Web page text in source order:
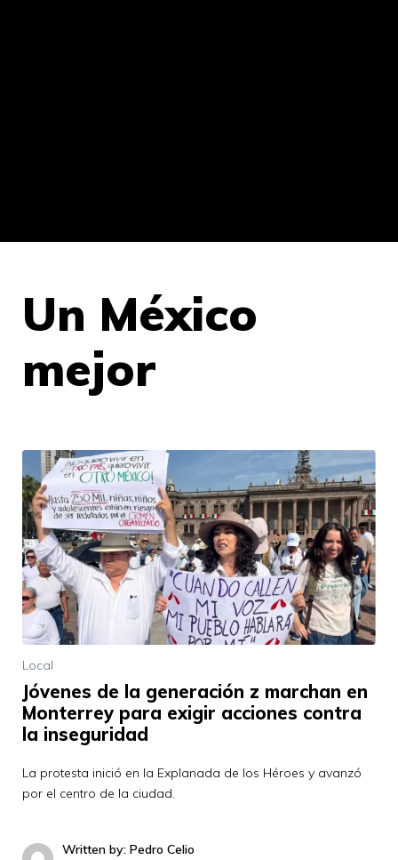
Un México
mejor
Local
Jóvenes de la generación z marchan en
Monterrey para exigir acciones contra
la inseguridad
La protesta inició en la Explanada de los Héroes y avanzó
por el centro de la ciudad.
Written by: Pedro Celio